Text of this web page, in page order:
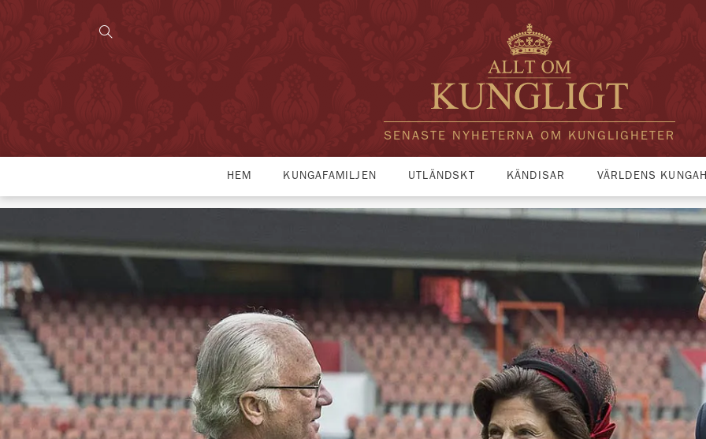
SENASTE NYHETERNA OM KUNGLIGHETER
HEM KUNGAFAMILJEN UTLÄNDSKT KÄNDISAR VÄRLDENS